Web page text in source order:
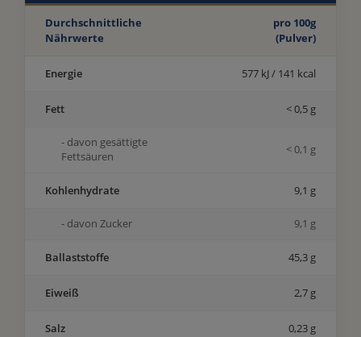
Durchschnittliche
Nährwerte
pro 100g
(Pulver)
Energie 577 kJ / 141 kcal
Fett < 0,5 g
- davon gesättigte
Fettsäuren
< 0,1 g
Kohlenhydrate 9,1 g
- davon Zucker 9,1 g
Ballaststoffe 45,3 g
Eiweiß 2,7 g
Salz 0,23 g